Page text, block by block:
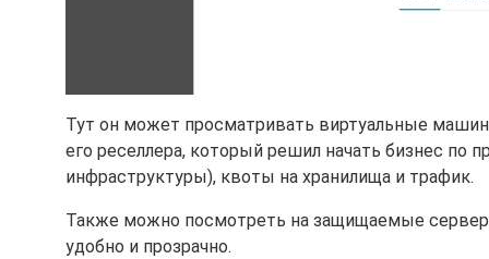
Тут он может просматривать виртуальные
его реселлера, который решил начать бизнес по
инфраструктуры), квоты на хранилища и трафик.
Также можно посмотреть на защищаемые
удобно и прозрачно.